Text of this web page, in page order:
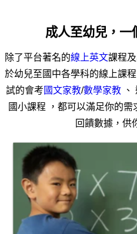
成人至幼兒，一
除了平台著名的線上英文課程
於幼兒至國中各學科的線上課
試的會考 國文家教/數學家教 、
國小課程 ，都可以滿足你的
回饋數據，供